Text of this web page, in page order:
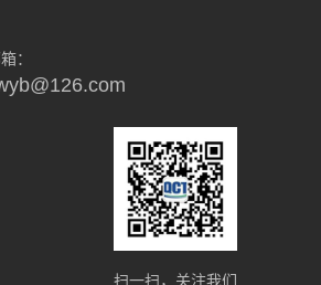
：
扫一扫，关注我们